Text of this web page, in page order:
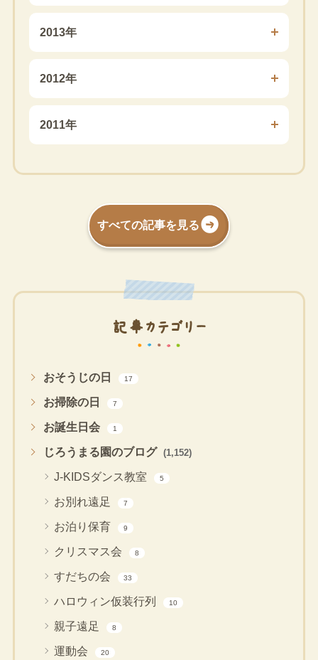
2013年
2012年
2011年
すべての記事を見る
記事カテゴリー
おそうじの日 17
お掃除の日 7
お誕生日会 1
じろうまる園のブログ (1,152)
J-KIDSダンス教室 5
お別れ遠足 7
お泊り保育 9
クリスマス会 8
すだちの会 33
ハロウィン仮装行列 10
親子遠足 8
運動会 20